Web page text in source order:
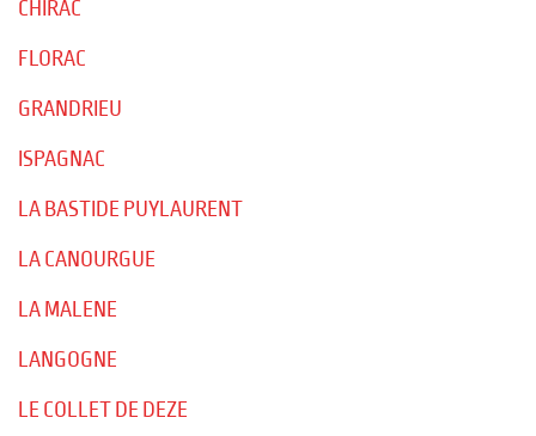
CHIRAC
FLORAC
GRANDRIEU
ISPAGNAC
LA BASTIDE PUYLAURENT
LA CANOURGUE
LA MALENE
LANGOGNE
LE COLLET DE DEZE